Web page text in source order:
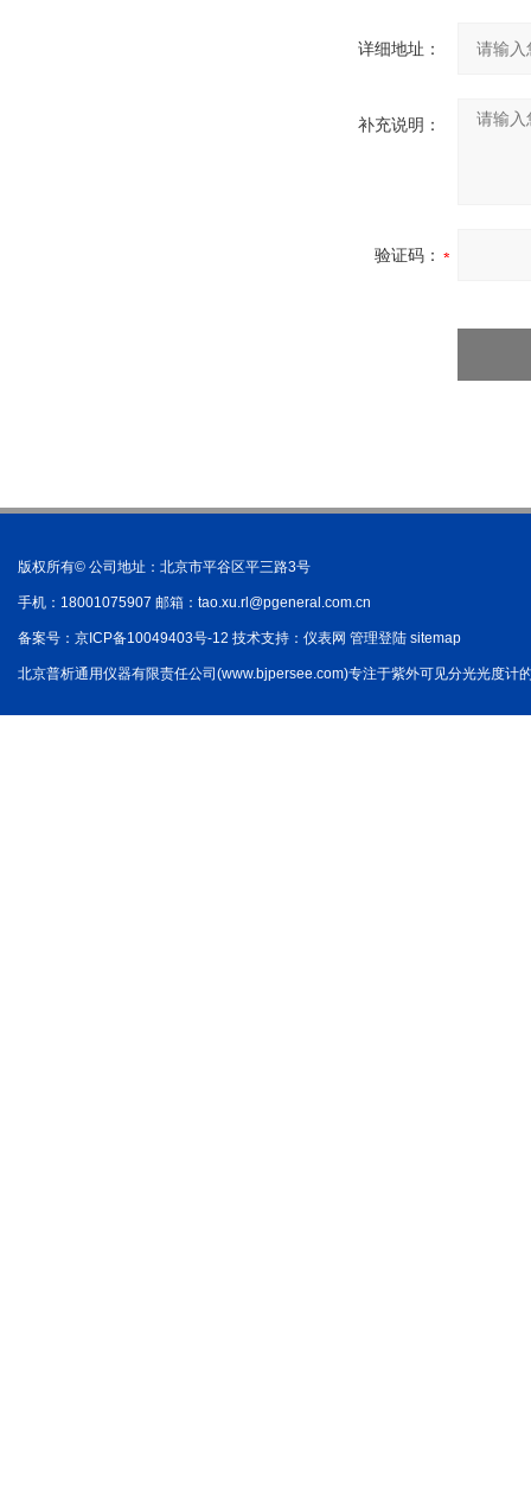
详细地址：
补充说明：
验证码：
版权所有© 公司地址：北京市平谷区平三路3号
手机：18001075907 邮箱： tao.xu.rl@pgeneral.com.cn
备案号： 京ICP备10049403号-12 技术支持： 仪表网 管理登陆 sitemap
北京普析通用仪器有限责任公司(www.bjpersee.com)专注于紫外可见分光光度计